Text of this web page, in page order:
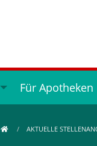
Für Apotheken
AKTUELLE